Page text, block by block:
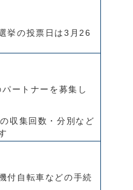
挙の投票日は3月26
ートナーを募集し
収集回数・分別など
付自転車などの手続